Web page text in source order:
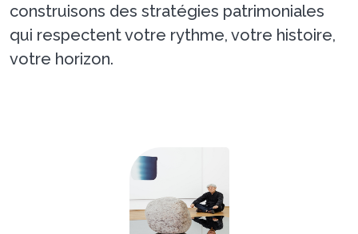
construisons des stratégies patrimoniales
qui respectent votre rythme, votre histoire,
votre horizon.